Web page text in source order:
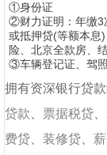
①身份证
②财力证明：年缴3
或抵押贷(等额本息
险、北京全款房、
③车辆登记证、驾
拥有资深银行贷
贷款
票据税贷
费贷
装修贷